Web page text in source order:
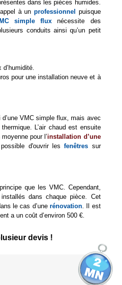
dans les pièces humides.
à un professionnel
puisque
simple flux nécessite des
conduits ainsi qu’un petit
pour une installation neuve et à
VMC simple flux, mais avec
L’air chaud est ensuite
pour l’installation d’une
possible d'ouvrir lesfenêtres sur
que les VMC. Cependant,
dans chaque pièce. Cet
le cas d’une rénovation. Il est
a un coût d’environ 500 €.
devis !